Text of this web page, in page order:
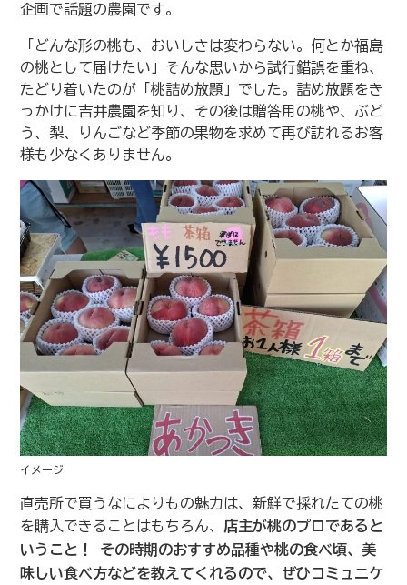
企画で話題の農園です。
「どんな形の桃も、おいしさは変わらない。何とか福島
の桃として届けたい」そんな思いから試行錯誤を重ね、
たどり着いたのが「桃詰め放題」でした。詰め放題をき
っかけに吉井農園を知り、その後は贈答用の桃や、ぶど
う、梨、りんごなど季節の果物を求めて再び訪れるお客
様も少なくありません。
イメージ
直売所で買うなによりもの魅力は、新鮮で採れたての桃
を購入できることはもちろん、 店主が桃のプロであると
いうこと！ その時期のおすすめ品種や桃の食べ頃、美
味しい食べ方などを教えてくれるので、ぜひコミュニケ